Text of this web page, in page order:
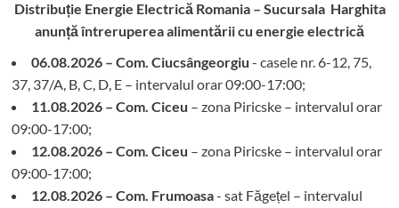
Distribuție Energie Electrică Romania – Sucursala Harghita
anunță întreruperea alimentării cu energie electrică
06.08.2026 – Com. Ciucsângeorgiu - casele nr. 6-12, 75,
37, 37/A, B, C, D, E – intervalul orar 09:00-17:00;
11.08.2026 – Com. Ciceu – zona Piricske – intervalul orar
09:00-17:00;
12.08.2026 – Com. Ciceu – zona Piricske – intervalul orar
09:00-17:00;
12.08.2026 – Com. Frumoasa- sat Făgețel – intervalul